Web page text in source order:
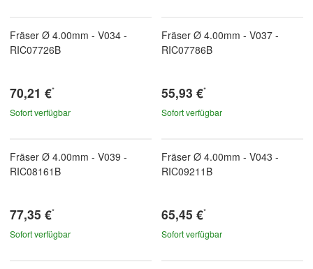
Fräser Ø 4.00mm - V034 -
RIC07726B
70,21 €*
Sofort verfügbar
Fräser Ø 4.00mm - V037 -
RIC07786B
55,93 €*
Sofort verfügbar
Fräser Ø 4.00mm - V039 -
RIC08161B
77,35 €*
Sofort verfügbar
Fräser Ø 4.00mm - V043 -
RIC09211B
65,45 €*
Sofort verfügbar